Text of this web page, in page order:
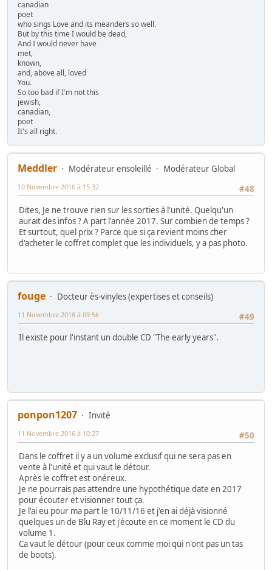
canadian
poet
who sings Love and its meanders so well.
But by this time I would be dead,
And I would never have
met,
known,
and, above all, loved
You.
So too bad if I'm not this
jewish,
canadian,
poet
It's all right.
Meddler Modérateur ensoleillé
Modérateur Global
#48
10 Novembre 2016 à 15:32
Dites, Je ne trouve rien sur les sorties à l'unité. Quelqu'un
aurait des infos ? A part l'année 2017. Sur combien de temps ?
Et surtout, quel prix ? Parce que si ça revient moins cher
d'acheter le coffret complet que les individuels, y a pas photo.
fouge
Docteur ès-vinyles (expertises et conseils)
#49
11 Novembre 2016 à 09:56
Il existe pour l'instant un double CD "The early years".
ponpon1207
Invité
#50
11 Novembre 2016 à 10:27
Dans le coffret il y a un volume exclusif qui ne sera pas en
vente à l'unité et qui vaut le détour.
Après le coffret est onéreux.
Je ne pourrais pas attendre une hypothétique date en 2017
pour écouter et visionner tout ça.
Je l'ai eu pour ma part le 10/11/16 et j'en ai déjà visionné
quelques un de Blu Ray et j'écoute en ce moment le CD du
volume 1.
Ca vaut le détour (pour ceux comme moi qui n'ont pas un tas
de boots).